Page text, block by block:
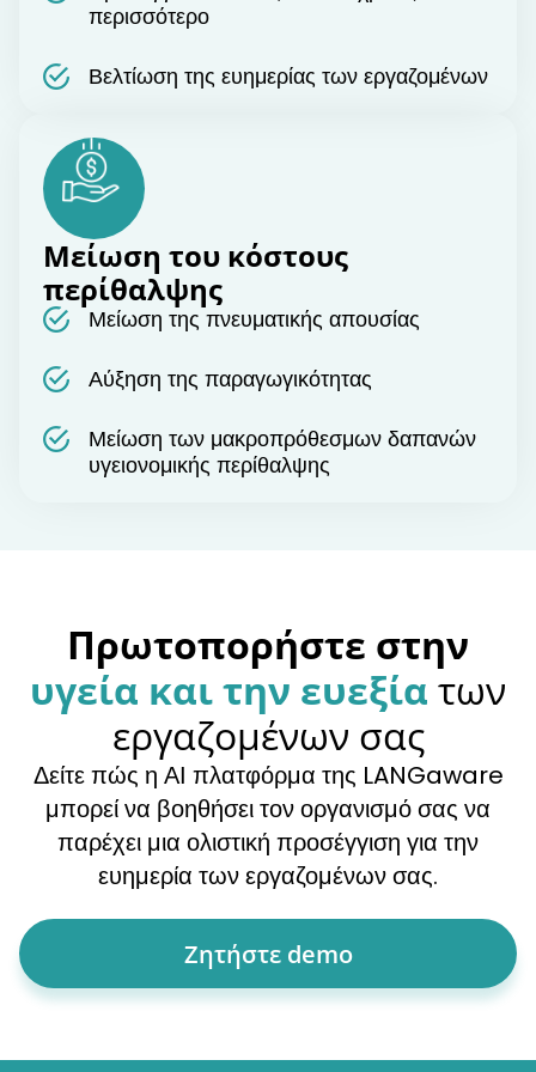
περισσότερο
Βελτίωση της ευημερίας των εργαζομένων
Μείωση του κόστους
περίθαλψης
Μείωση της πνευματικής απουσίας
Αύξηση της παραγωγικότητας
Μείωση των μακροπρόθεσμων δαπανών
υγειονομικής περίθαλψης
Πρωτοπορήστε στην
υγεία και την ευεξία των
εργαζομένων σας
Δείτε πώς η ΑΙ πλατφόρμα της LANGaware
μπορεί να βοηθήσει τον οργανισμό σας να
παρέχει μια ολιστική προσέγγιση για την
ευημερία των εργαζομένων σας.
Ζητήστε demo